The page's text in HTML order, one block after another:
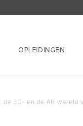
OPLEIDINGEN
3D- en de AR wereld